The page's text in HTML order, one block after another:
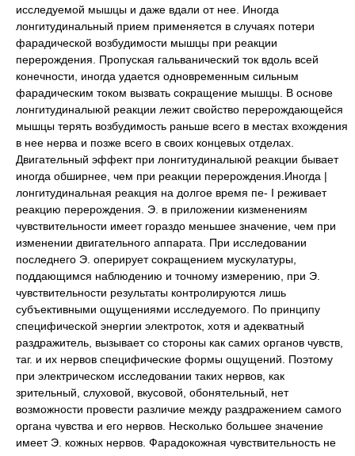
исследуемой мышцы и даже вдали от нее. Иногда
лонгитудинальный прием применяется в случаях потери
фарадической возбудимости мышцы при реакции
перерождения. Пропуская гальванический ток вдоль всей
конечности, иногда удается одновременным сильным
фарадическим током вызвать сокращение мышцы. В основе
лонгитудиналыюй реакции лежит свойство перерождающейся
мышцы терять возбудимость раньше всего в местах вхождения
в нее нерва и позже всего в своих концевых отделах.
Двигательный эффект при лонгитудиналыюй реакции бывает
иногда обширнее, чем при реакции перерождения.Иногда |
лонгитудинальная реакция на долгое время пе- I реживает
реакцию перерождения. Э. в приложении кизменениям
чувствительности имеет гораздо меньшее значение, чем при
изменении двигательного аппарата. При исследовании
последнего Э. оперирует сокращением мускулатуры,
поддающимся наблюдению и точному измерению, при Э.
чувствительности результаты контролируются лишь
субъективными ощущениями исследуемого. По принципу
специфической энергии электроток, хотя и адекватный
раздражитель, вызывает со стороны как самих органов чувств,
таг. и их нервов специфические формы ощущений. Поэтому
при электрическом исследовании таких нервов, как
зрительный, слуховой, вкусовой, обонятельный, нет
возможности провести различие между раздражением самого
органа чувства и его нервов. Несколько большее значение
имеет Э. кожных нервов. Фарадокожная чувствительность не